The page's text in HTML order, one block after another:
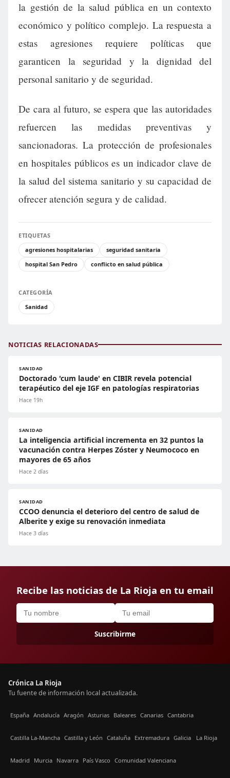
la gestión de la salud pública en un contexto
económico y político complejo. La respuesta a
estas agresiones requiere políticas que
garanticen la seguridad y la dignidad del
personal sanitario y de seguridad.
De cara al futuro, se espera que las autoridades
refuercen las medidas preventivas y
sancionadoras. La protección de profesionales
en hospitales públicos es un indicador clave de
la salud del sistema sanitario y su capacidad de
ofrecer atención segura y de calidad.
ETIQUETAS
agresiones hospitalarias
seguridad sanitaria
hospital San Pedro
conflicto en salud pública
CATEGORÍA
Sanidad
NOTICIAS RELACIONADAS
SANIDAD
Doctorado 'cum laude' en CIBIR revela potencial
terapéutico del eje IGF en patologías respiratorias
Hace 19h
SANIDAD
La inteligencia artificial incrementa en 32 puntos la
vacunación contra Herpes Zóster y Neumococo en
mayores de 65 años
Hace 2 días
SANIDAD
CCOO denuncia el deterioro del centro de salud de
Alberite y exige su renovación inmediata
Hace 3 días
Recibe las noticias de La Rioja en tu email
Suscribirme
Crónica La Rioja
Tu fuente de información local actualizada.
España Andalucía Aragón Asturias Baleares Canarias Cantabria
Castilla La-Mancha Castilla y León Cataluña Extremadura Galicia La Rioja
Madrid Murcia Navarra País Vasco Comunidad Valenciana